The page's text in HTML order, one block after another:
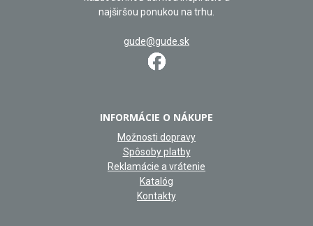
najširšou ponukou na trhu.
gude@gude.sk
INFORMÁCIE O NÁKUPE
Možnosti dopravy
Spôsoby platby
Reklamácie a vrátenie
Katalóg
Kontakty